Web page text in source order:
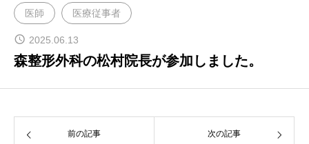
医師 医療従事者
2025.06.13
森整形外科の松村院長が参加しました。
前の記事 次の記事